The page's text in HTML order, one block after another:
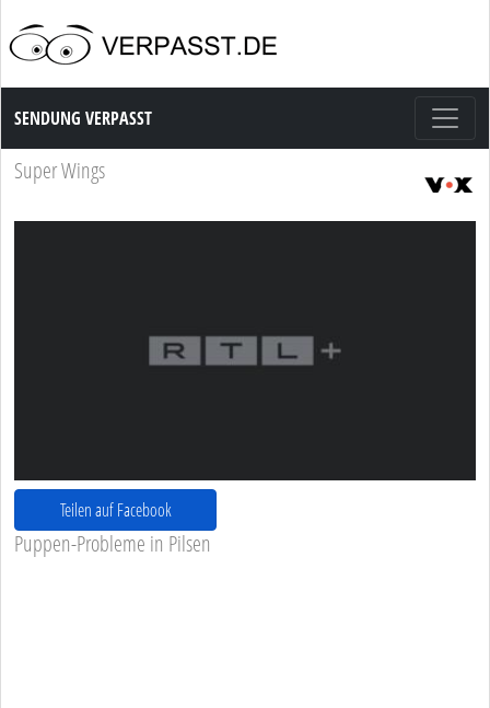
Sendung Verpasst
SENDUNG VERPASST
Super Wings
Teilen auf Facebook
Puppen-Probleme in Pilsen